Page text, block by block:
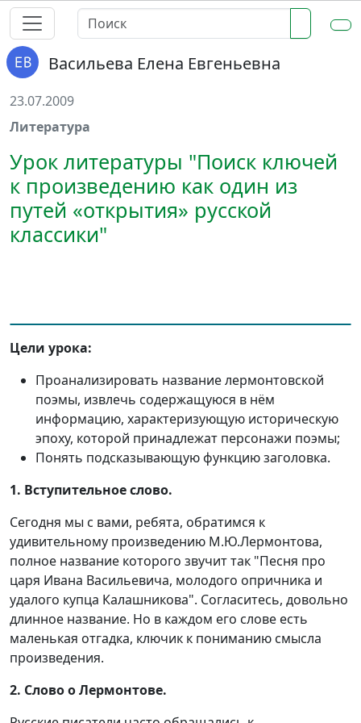
Васильева Елена Евгеньевна
23.07.2009
Литература
Урок литературы "Поиск ключей
к произведению как один из
путей «открытия» русской
классики"
Цели урока:
Проанализировать название лермонтовской
поэмы, извлечь содержащуюся в нём
информацию, характеризующую историческую
эпоху, которой принадлежат персонажи поэмы;
Понять подсказывающую функцию заголовка.
1. Вступительное слово.
Сегодня мы с вами, ребята, обратимся к
удивительному произведению М.Ю.Лермонтова,
полное название которого звучит так "Песня про
царя Ивана Васильевича, молодого опричника и
удалого купца Калашникова". Согласитесь, довольно
длинное название. Но в каждом его слове есть
маленькая отгадка, ключик к пониманию смысла
произведения.
2. Слово о Лермонтове.